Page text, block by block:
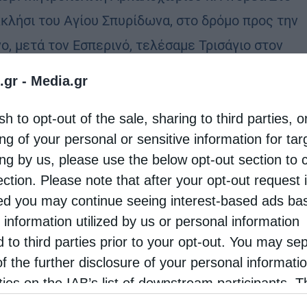
- Media.gr
to opt-out of the sale, sharing to third parties,
of your personal or sensitive information for
by us, please use the below opt-out section to
Please note that after your opt-out request
you may continue seeing interest-based ads
information utilized by us or personal information
to third parties prior to your opt-out. You may
the further disclosure of your personal
on the IAB’s list of downstream participants.
του Αγίου Σπυρίδωνα, στο δρόμο προς την
μετά τον Εσπερινό, τελέσαμε Τρισάγιο στον
ο μοναχός Επιφάνιος ο Μυλοποταμινός,
του Αγίου Όρους”
11 Δεκεμβρίου 2020
μετά από τη μάχη που έδινε με τον
ο μοναχός Επιφάνιος ο Μυλοποταμινός
Μονής Μεγίστης Λαύρας Αγίου Όρους.